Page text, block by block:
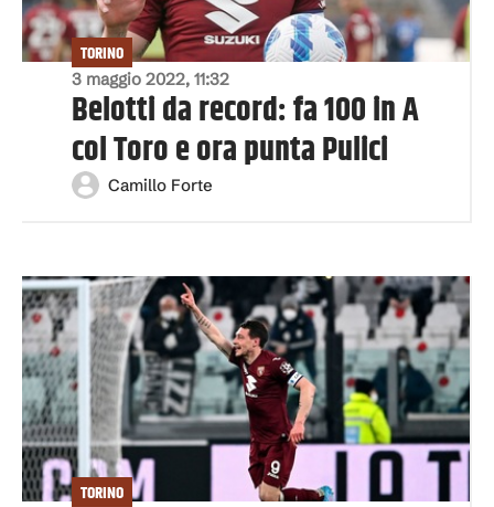
3 maggio 2022, 11:32
TORINO
Belotti da record: fa 100 in A
col Toro e ora punta Pulici
Camillo Forte
TORINO